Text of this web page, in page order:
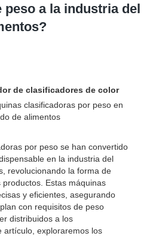
a la industria del
de clasificadores de color
clasificadoras por peso en
de alimentos
por peso se han convertido
en la industria del
revolucionando la forma de
Estas máquinas
y eficientes, asegurando
con requisitos de peso
distribuidos a los
artículo, exploraremos los